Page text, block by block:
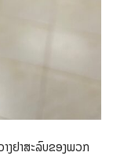
ງຢາສະລົບຂອງພວກ